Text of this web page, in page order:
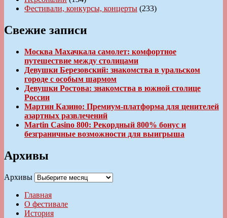
Фестивали, конкурсы, концерты (233)
Свежие записи
Москва Махачкала самолет: комфортное
путешествие между столицами
Девушки Березовский: знакомства в уральском
городе с особым шармом
Девушки Ростова: знакомства в южной столице
России
Мартин Казино: Премиум-платформа для ценителей
азартных развлечений
Martin Casino 800: Рекордный 800% бонус и
безграничные возможности для выигрыша
Архивы
Архивы
Главная
О фестивале
История